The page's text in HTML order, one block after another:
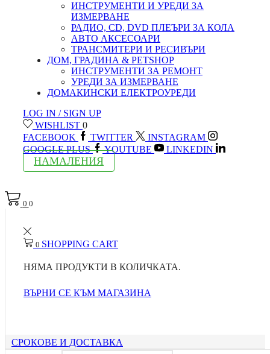
ИНСТРУМЕНТИ И УРЕДИ ЗА
ИЗМЕРВАНЕ
РАДИО, CD, DVD ПЛЕЪРИ ЗА КОЛА
АВТО АКСЕСОАРИ
ТРАНСМИТЕРИ И РЕСИВЪРИ
ДОМ, ГРАДИНА & PETSHOP
ИНСТРУМЕНТИ ЗА РЕМОНТ
УРЕДИ ЗА ИЗМЕРВАНЕ
ДОМАКИНСКИ ЕЛЕКТРОУРЕДИ
LOG IN / SIGN UP
WISHLIST 0
FACEBOOK
TWITTER
INSTAGRAM
GOOGLE PLUS
YOUTUBE LINKEDIN
НАМАЛЕНИЯ
0 0
0 SHOPPING CART
НЯМА ПРОДУКТИ В КОЛИЧКАТА.
ВЪРНИ СЕ КЪМ МАГАЗИНА
СРОКОВЕ И ДОСТАВКА